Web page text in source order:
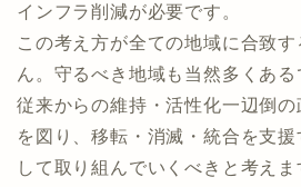
インフラ削減が必要です。
この考え方が全ての地域に合致
ん。守るべき地域も当然多くある
従来からの維持・活性化一辺倒
を図り、移転・消滅・統合を支
して取り組んでいくべきと考え